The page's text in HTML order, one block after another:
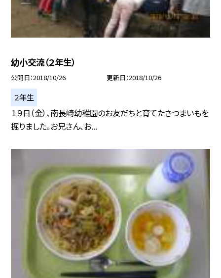
幼小交流（２年生）
公開日 2018/10/26 更新日 2018/10/26
２年生
１９日（金）、南長崎幼稚園のお友だちと育てたさつまいもを
掘りました。お兄さん、お...